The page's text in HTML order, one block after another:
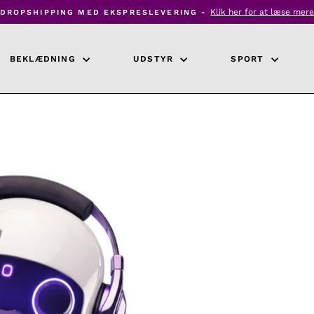
Pause
DROPSHIPPING MED EKSPRESLEVERING - Klik her for at læse mere
BEKLÆDNING UDSTYR SPORT